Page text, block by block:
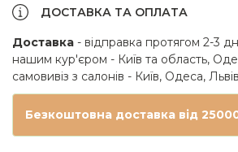
ДОСТАВКА ТА ОПЛАТА
Доставка - відправка протягом 2-3
нашим кур'єром - Київ та область,
самовивіз з салонів - Київ, Одеса,
Безкоштовна доставка від